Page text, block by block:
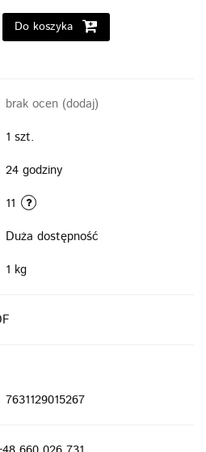
Do koszyka
brak ocen (dodaj)
1 szt.
24 godziny
11
Duża dostępność
1 kg
7631129015267